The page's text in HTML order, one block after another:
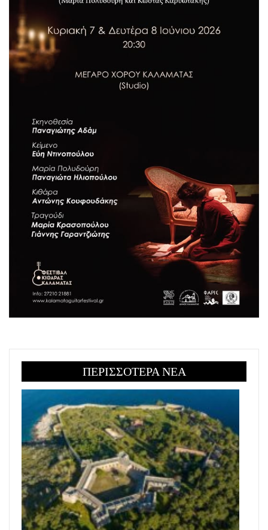
ΠΕΡΙΣΣΟΤΕΡΑ ΝΕΑ